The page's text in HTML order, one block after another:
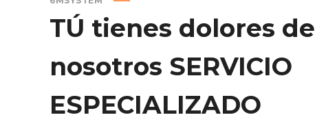
TÚ tienes dolores de
nosotros SERVICIO
ESPECIALIZADO